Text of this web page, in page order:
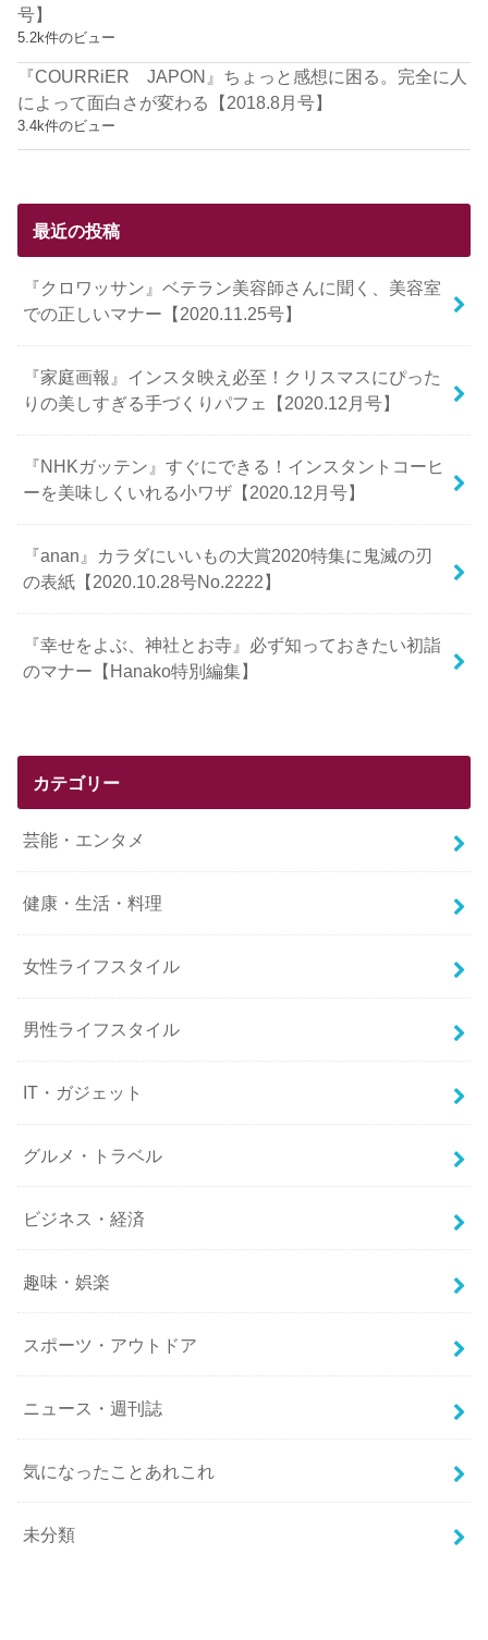
号】
5.2k件のビュー
『COURRiER JAPON』ちょっと感想に困る。完全に人
によって面白さが変わる【2018.8月号】
3.4k件のビュー
最近の投稿
『クロワッサン』ベテラン美容師さんに聞く、美容室
での正しいマナー【2020.11.25号】
『家庭画報』インスタ映え必至！クリスマスにぴった
りの美しすぎる手づくりパフェ【2020.12月号】
『NHKガッテン』すぐにできる！インスタントコーヒ
ーを美味しくいれる小ワザ【2020.12月号】
『anan』カラダにいいもの大賞2020特集に鬼滅の刃
の表紙【2020.10.28号No.2222】
『幸せをよぶ、神社とお寺』必ず知っておきたい初詣
のマナー【Hanako特別編集】
カテゴリー
芸能・エンタメ
健康・生活・料理
女性ライフスタイル
男性ライフスタイル
IT・ガジェット
グルメ・トラベル
ビジネス・経済
趣味・娯楽
スポーツ・アウトドア
ニュース・週刊誌
気になったことあれこれ
未分類